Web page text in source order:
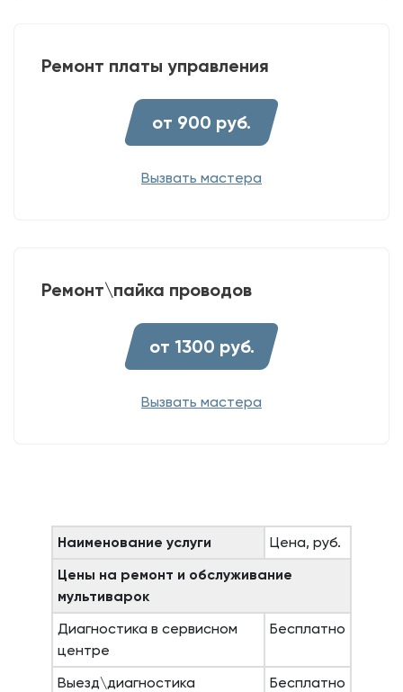
Ремонт платы управления
от 900 руб.
Вызвать мастера
Ремонт\пайка проводов
от 1300 руб.
Вызвать мастера
Наименование услуги
Цена, руб.
Цены на ремонт и обслуживание
мультиварок
Диагностика в сервисном
центре
Бесплатно
Выезд\диагностика
Бесплатно